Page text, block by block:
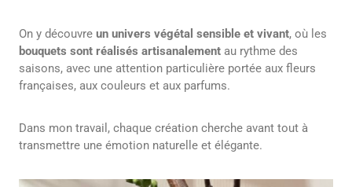
On y découvre un univers végétal sensible et vivant, où les
bouquets sont réalisés artisanalement au rythme des
saisons, avec une attention particulière portée aux fleurs
françaises, aux couleurs et aux parfums.
Dans mon travail, chaque création cherche avant tout à
transmettre une émotion naturelle et élégante.